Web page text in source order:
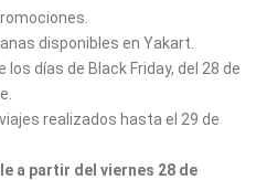
disponibles en Yakart.
días de Black Friday, del 28 de
realizados hasta el 29 de
a partir del viernes 28 de